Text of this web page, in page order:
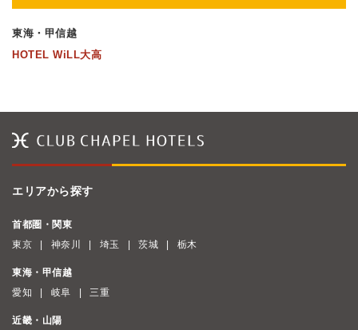
東海・甲信越
HOTEL WiLL大高
エリアから探す
首都圏・関東
東京
神奈川 埼玉 茨城 栃木
東海・甲信越
愛知
岐阜 三重
近畿・山陽